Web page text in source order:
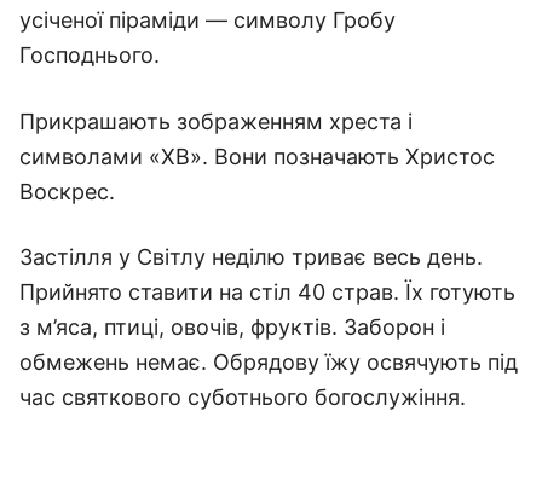
усіченої піраміди — символу Гробу
Господнього.
Прикрашають зображенням хреста і
символами «ХВ». Вони позначають Христос
Воскрес.
Застілля у Світлу неділю триває весь день.
Прийнято ставити на стіл 40 страв. Їх готують
з м’яса, птиці, овочів, фруктів. Заборон і
обмежень немає. Обрядову їжу освячують під
час святкового суботнього богослужіння.